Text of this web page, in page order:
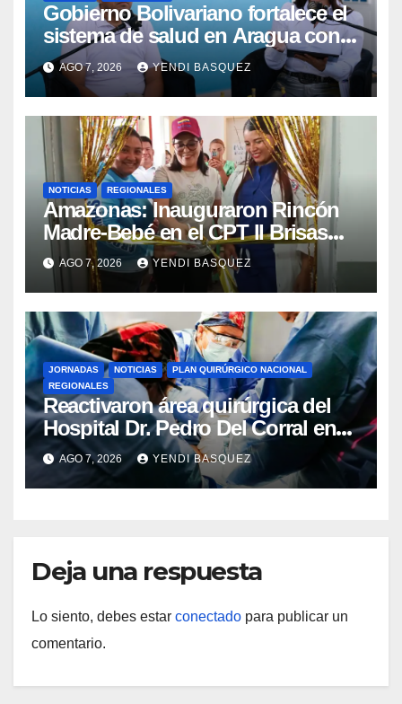
Gobierno Bolivariano fortalece el
sistema de salud en Aragua con
la reinauguración del CDI La Mora
AGO 7, 2026 YENDI BASQUEZ
NOTICIAS REGIONALES
​Amazonas: Inauguraron Rincón
Madre-Bebé en el CPT II Brisas
del Aeropuerto ​Inauguraron
Rincón
AGO 7, 2026 YENDI BASQUEZ
JORNADAS NOTICIAS
PLAN QUIRÚRGICO NACIONAL
REGIONALES
Reactivaron área quirúrgica del
Hospital Dr. Pedro Del Corral en
Guárico
AGO 7, 2026 YENDI BASQUEZ
Deja una respuesta
Lo siento, debes estar conectado para publicar un
comentario.